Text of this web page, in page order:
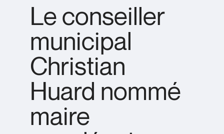
Le conseiller
municipal
Christian
Huard nommé
maire